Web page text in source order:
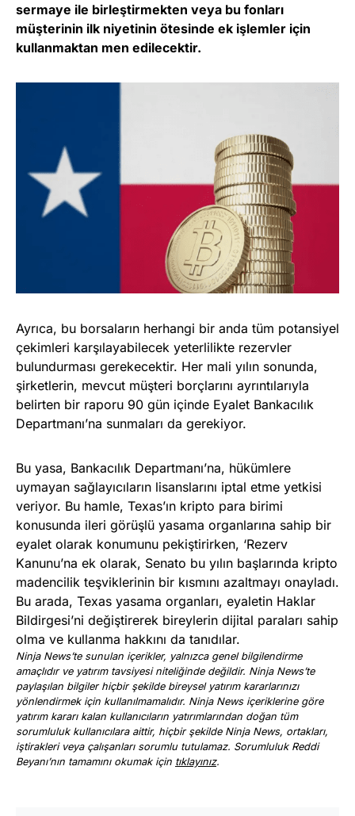
sermaye ile birleştirmekten veya bu fonları
müşterinin ilk niyetinin ötesinde ek işlemler için
kullanmaktan men edilecektir.
Ayrıca, bu borsaların herhangi bir anda tüm potansiyel
çekimleri karşılayabilecek yeterlilikte rezervler
bulundurması gerekecektir. Her mali yılın sonunda,
şirketlerin, mevcut müşteri borçlarını ayrıntılarıyla
belirten bir raporu 90 gün içinde Eyalet Bankacılık
Departmanı’na sunmaları da gerekiyor.
Bu yasa, Bankacılık Departmanı’na, hükümlere
uymayan sağlayıcıların lisanslarını iptal etme yetkisi
veriyor. Bu hamle, Texas’ın kripto para birimi
konusunda ileri görüşlü yasama organlarına sahip bir
eyalet olarak konumunu pekiştirirken, ‘Rezerv
Kanunu’na ek olarak, Senato bu yılın başlarında kripto
madencilik teşviklerinin bir kısmını azaltmayı onayladı.
Bu arada, Texas yasama organları, eyaletin Haklar
Bildirgesi’ni değiştirerek bireylerin dijital paraları sahip
olma ve kullanma hakkını da tanıdılar.
Ninja News’te sunulan içerikler, yalnızca genel bilgilendirme
amaçlıdır ve yatırım tavsiyesi niteliğinde değildir. Ninja News’te
paylaşılan bilgiler hiçbir şekilde bireysel yatırım kararlarınızı
yönlendirmek için kullanılmamalıdır. Ninja News içeriklerine göre
yatırım kararı kalan kullanıcıların yatırımlarından doğan tüm
sorumluluk kullanıcılara aittir, hiçbir şekilde Ninja News, ortakları,
iştirakleri veya çalışanları sorumlu tutulamaz. Sorumluluk Reddi
Beyanı’nın tamamını okumak için tıklayınız.